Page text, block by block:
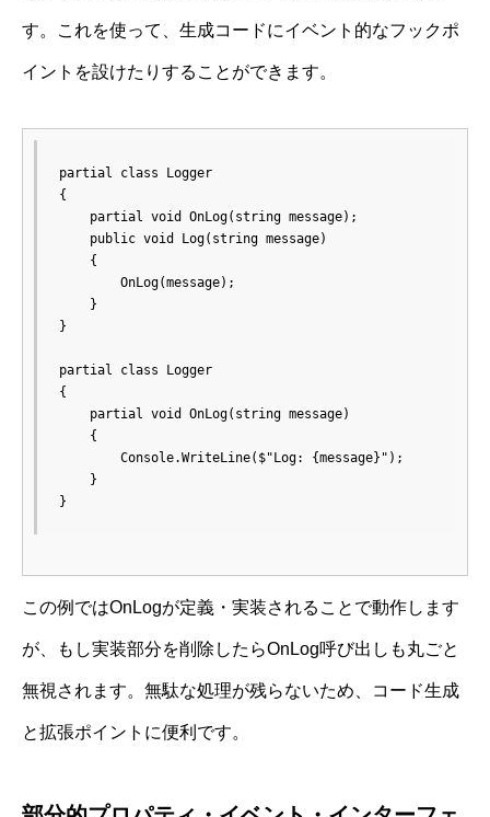
す。これを使って、生成コードにイベント的なフックポ
イントを設けたりすることができます。
partial class Logger
{
    partial void OnLog(string message);
    public void Log(string message)
    {
        OnLog(message);
    }
}
partial class Logger
{
    partial void OnLog(string message)
    {
        Console.WriteLine($"Log: {message}");
    }
}
この例ではOnLogが定義・実装されることで動作します
が、もし実装部分を削除したらOnLog呼び出しも丸ごと
無視されます。無駄な処理が残らないため、コード生成
と拡張ポイントに便利です。